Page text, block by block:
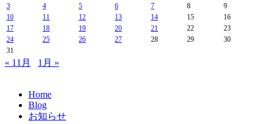
3
4 5 6 7 8
9
10
11 12 13 14 15
16
17
18 19 20 21 22
23
24
25 26 27 28 29
30
31
« 11月 1月 »
Home
Blog
お知らせ